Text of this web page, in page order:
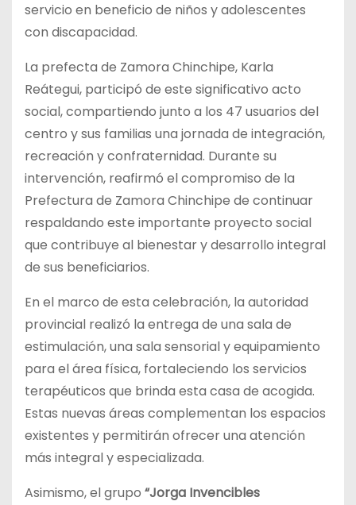
servicio en beneficio de niños y adolescentes
con discapacidad.
La prefecta de Zamora Chinchipe, Karla
Reátegui, participó de este significativo acto
social, compartiendo junto a los 47 usuarios del
centro y sus familias una jornada de integración,
recreación y confraternidad. Durante su
intervención, reafirmó el compromiso de la
Prefectura de Zamora Chinchipe de continuar
respaldando este importante proyecto social
que contribuye al bienestar y desarrollo integral
de sus beneficiarios.
En el marco de esta celebración, la autoridad
provincial realizó la entrega de una sala de
estimulación, una sala sensorial y equipamiento
para el área física, fortaleciendo los servicios
terapéuticos que brinda esta casa de acogida.
Estas nuevas áreas complementan los espacios
existentes y permitirán ofrecer una atención
más integral y especializada.
Asimismo, el grupo “Jorga Invencibles